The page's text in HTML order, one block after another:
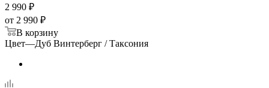
2 990 ₽
от 2 990 ₽
В корзину
Цвет—Дуб Винтерберг / Таксония